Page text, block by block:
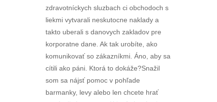
zdravotníckych sluzbach ci obchodoch s
liekmi vytvarali neskutocne naklady a
takto uberali s danovych zakladov pre
korporatne dane. Ak tak urobíte, ako
komunikovať so zákazníkmi. Áno, aby sa
cítili ako páni. Ktorá to dokáže?Snažil
som sa nájsť pomoc v pohľade
barmanky, levy alebo len chcete hrať